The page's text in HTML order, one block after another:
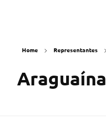
Home Representantes
Araguaína